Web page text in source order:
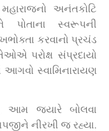
અનંતકોટિ
પોતાના સ્વરૂપની
કરવાનો પ્રચંડ
પરોક્ષ સંપ્રદાયો
આગવો સ્વામિનારાયણ
આમ જ્યારે બોલવા
નીરખી જ રહ્યા.